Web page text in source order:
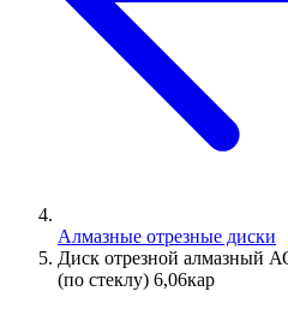
Алмазные отрезные диски
Диск отрезной алмазный
(по стеклу) 6,06кар